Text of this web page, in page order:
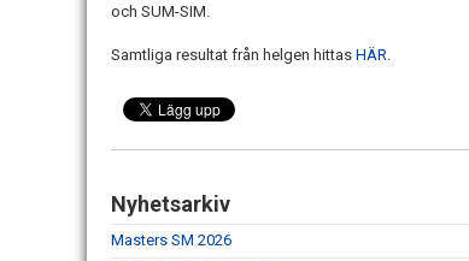
och SUM-SIM.
Samtliga resultat från helgen hittas HÄR
Nyhetsarkiv
Masters SM 2026